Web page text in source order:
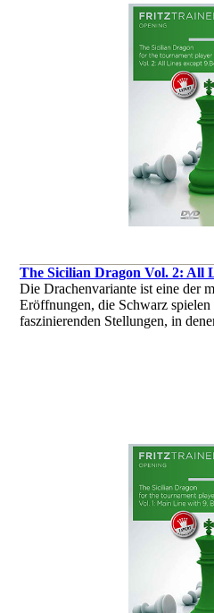
The Sicilian Dragon Vol. 2: All
Die Drachenvariante ist eine der
Eröffnungen, die Schwarz
faszinierenden Stellungen, in